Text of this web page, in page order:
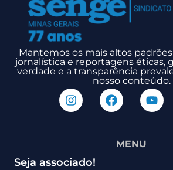
Mantemos os mais altos
jornalística e reportagens éticas,
verdade e a transparência
nosso conteúdo.
MENU
Seja associado!